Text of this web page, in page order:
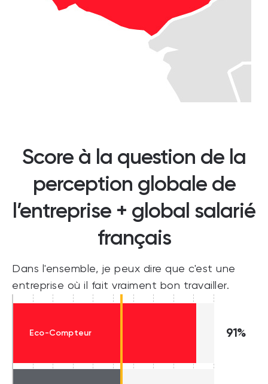
Score à la question de la
perception globale de
l’entreprise + global salarié
français
Dans l'ensemble, je peux dire que c'est une
entreprise où il fait vraiment bon travailler.
Eco-Compteur 91%